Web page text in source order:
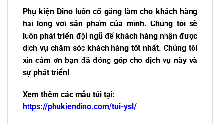
Phụ kiện Dino luôn cố gắng làm cho khách hàng
hài lòng với sản phẩm của mình. Chúng tôi sẽ
luôn phát triển đội ngũ để khách hàng nhận được
dịch vụ chăm sóc khách hàng tốt nhất. Chúng tôi
xin cảm ơn bạn đã đóng góp cho dịch vụ này và
sự phát triển!
Xem thêm các mẫu túi tại:
https://phukiendino.com/tui-ysl/